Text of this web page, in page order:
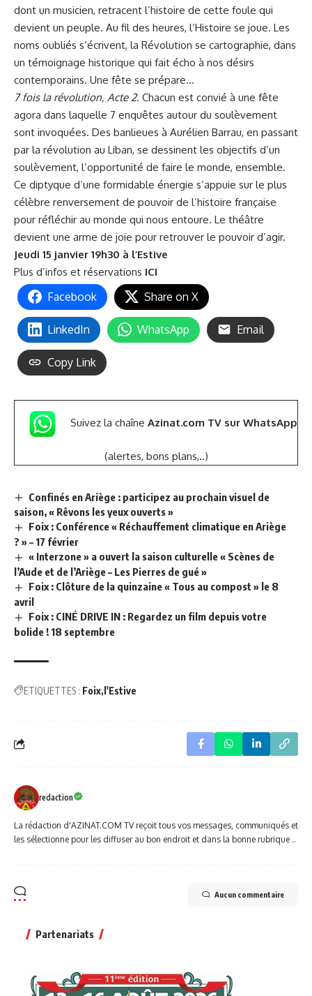
dont un musicien, retracent l’histoire de cette foule qui
devient un peuple. Au fil des heures, l’Histoire se joue. Les
noms oubliés s’écrivent, la Révolution se cartographie, dans
un témoignage historique qui fait écho à nos désirs
contemporains. Une fête se prépare…
7 fois la révolution, Acte 2. Chacun est convié à une fête
agora dans laquelle 7 enquêtes autour du soulèvement
sont invoquées. Des banlieues à Aurélien Barrau, en passant
par la révolution au Liban, se dessinent les objectifs d’un
soulèvement, l’opportunité de faire le monde, ensemble.
Ce diptyque d’une formidable énergie s’appuie sur le plus
célèbre renversement de pouvoir de l’histoire française
pour réfléchir au monde qui nous entoure. Le théâtre
devient une arme de joie pour retrouver le pouvoir d’agir.
Jeudi 15 janvier 19h30 à l’Estive
Plus d’infos et réservations ICI
Facebook Share on X
LinkedIn WhatsApp Email
Copy Link
Suivez la chaîne Azinat.com TV sur WhatsApp
(alertes, bons plans,..)
Confinés en Ariège : participez au prochain visuel de
saison, « Rêvons les yeux ouverts »
Foix : Conférence « Réchauffement climatique en Ariège
? » – 17 février
« Interzone » a ouvert la saison culturelle « Scènes de
l’Aude et de l’Ariège – Les Pierres de gué »
Foix : Clôture de la quinzaine « Tous au compost » le 8
avril
Foix : CINÉ DRIVE IN : Regardez un film depuis votre
bolide ! 18 septembre
ETIQUETTES : Foix l'Estive
redaction
La rédaction d'AZINAT.COM TV reçoit tous vos messages, communiqués et
les sélectionne pour les diffuser au bon endroit et dans la bonne rubrique ..
Aucun commentaire
Partenariats